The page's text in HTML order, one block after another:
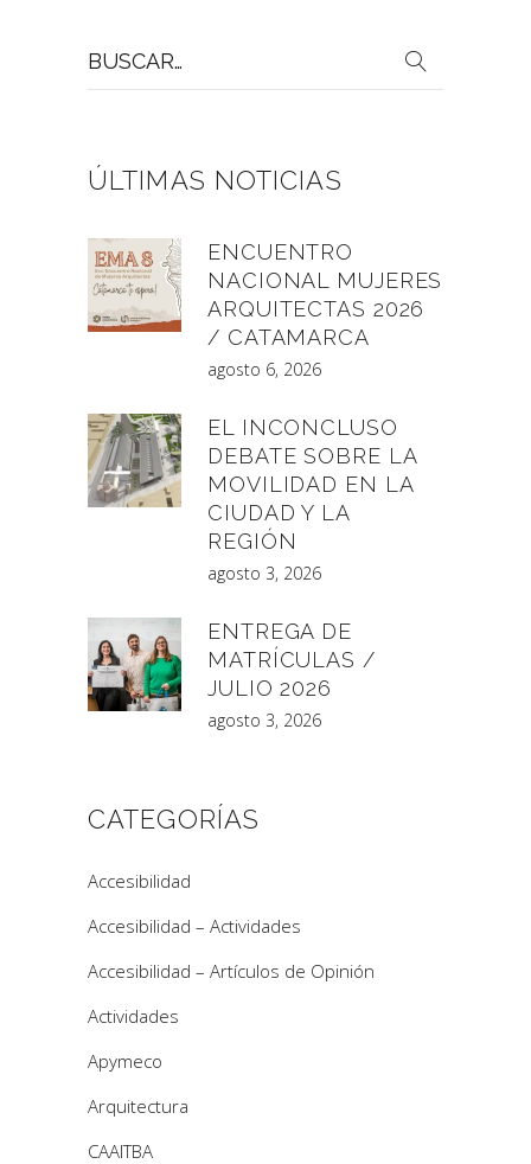
por:
ÚLTIMAS NOTICIAS
ENCUENTRO
NACIONAL MUJERES
ARQUITECTAS 2026
/ CATAMARCA
agosto 6, 2026
EL INCONCLUSO
DEBATE SOBRE LA
MOVILIDAD EN LA
CIUDAD Y LA
REGIÓN
agosto 3, 2026
ENTREGA DE
MATRÍCULAS /
JULIO 2026
agosto 3, 2026
CATEGORÍAS
Accesibilidad
Accesibilidad – Actividades
Accesibilidad – Artículos de Opinión
Actividades
Apymeco
Arquitectura
CAAITBA